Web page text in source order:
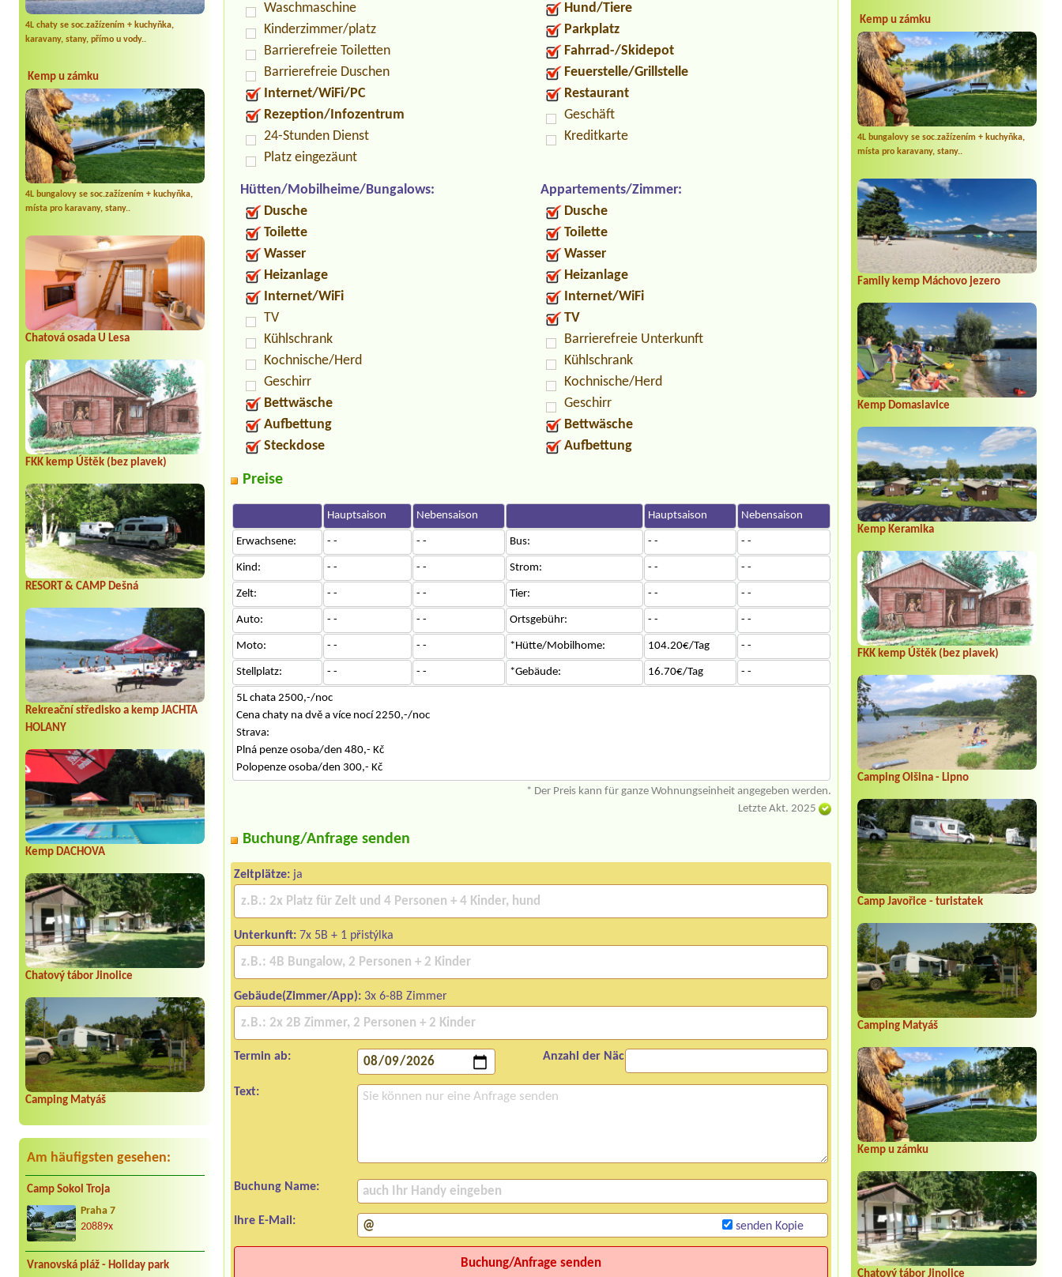
4L chaty se soc.zažízením + kuchyňka,
karavany, stany, přímo u vody..
Kemp u zámku
4L bungalovy se soc.zažízením + kuchyňka,
místa pro karavany, stany..
Chatová osada U Lesa
FKK kemp Úštěk (bez plavek)
RESORT & CAMP Dešná
Rekreační středisko a kemp JACHTA
HOLANY
Kemp DACHOVA
Chatový tábor Jinolice
Camping Matyáš
Am häufigsten gesehen:
Camp Sokol Troja
Praha 7
20889x
Vranovská pláž - Holiday park
Kemp u zámku
4L bungalovy se soc.zažízením + kuchyňka,
místa pro karavany, stany..
Family kemp Máchovo jezero
Kemp Domaslavice
Kemp Keramika
FKK kemp Úštěk (bez plavek)
Camping Olšina - Lipno
Camp Javořice - turistatek
Camping Matyáš
Kemp u zámku
Chatový tábor Jinolice
Waschmaschine
Kinderzimmer/platz
Barrierefreie Toiletten
Barrierefreie Duschen
Internet/WiFi/PC
Rezeption/Infozentrum
24-Stunden Dienst
Platz eingezäunt
Hund/Tiere
Parkplatz
Fahrrad-/Skidepot
Feuerstelle/Grillstelle
Restaurant
Geschäft
Kreditkarte
Hütten/Mobilheime/Bungalows:
Dusche
Toilette
Wasser
Heizanlage
Internet/WiFi
TV
Kühlschrank
Kochnische/Herd
Geschirr
Bettwäsche
Aufbettung
Steckdose
Appartements/Zimmer:
Dusche
Toilette
Wasser
Heizanlage
Internet/WiFi
TV
Barrierefreie Unterkunft
Kühlschrank
Kochnische/Herd
Geschirr
Bettwäsche
Aufbettung
Preise
Hauptsaison Nebensaison Hauptsaison Nebensaison
Erwachsene: - - - - Bus: - - - -
Kind: - - - - Strom: - - - -
Zelt: - - - - Tier: - - - -
Auto: - - - - Ortsgebühr: - - - -
Moto: - - - - *Hütte/Mobilhome: 104.20€/Tag - -
Stellplatz: - - - - *Gebäude: 16.70€/Tag - -
5L chata 2500,-/noc
Cena chaty na dvě a více nocí 2250,-/noc
Strava:
Plná penze osoba/den 480,- Kč
Polopenze osoba/den 300,- Kč
* Der Preis kann für ganze Wohnungseinheit angegeben werden.
Letzte Akt. 2025
Buchung/Anfrage senden
Zeltplätze: ja
Unterkunft: 7x 5B + 1 přistýlka
Gebäude(Zimmer/App): 3x 6-8B Zimmer
Termin ab: Anzahl der Nächte:
Text:
Buchung Name:
Ihre E-Mail: senden Kopie